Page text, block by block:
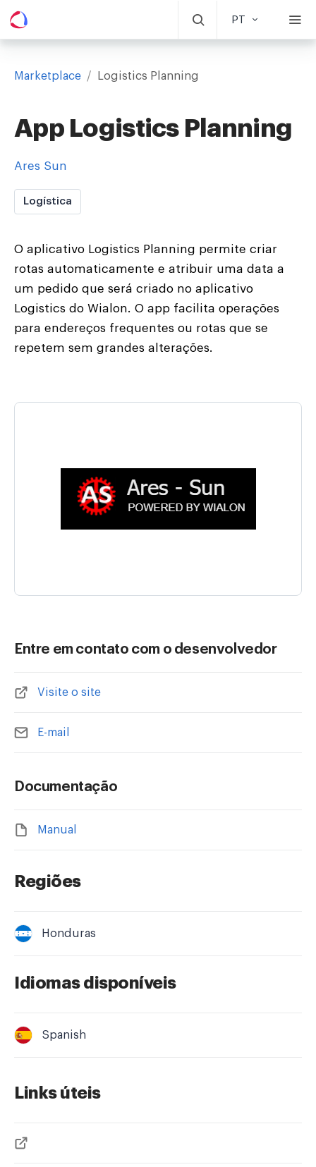
PT
Marketplace / Logistics Planning
App Logistics Planning
Ares Sun
Logística
O aplicativo Logistics Planning permite criar
rotas automaticamente e atribuir uma data a
um pedido que será criado no aplicativo
Logistics do Wialon. O app facilita operações
para endereços frequentes ou rotas que se
repetem sem grandes alterações.
Regiões
Honduras
Idiomas disponíveis
Spanish
Links úteis
Entre em contato com o desenvolvedor
Visite o site
E-mail
Documentação
Manual